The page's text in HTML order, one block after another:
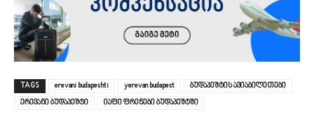
TAGS erevani budapeshti yerevan budapest
ბუდაპეშტის ავიაბილეთები
ერევანი ბუდაპეშტი
იაფი ფრენები ბუდაპეშტში